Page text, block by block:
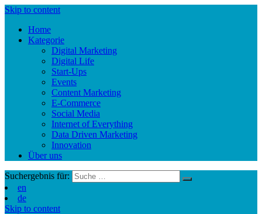
Skip to content
Home
Kategorie
Digital Marketing
Digital Life
Start-Ups
Events
Content Marketing
E-Commerce
Social Media
Internet of Everything
Data Driven Marketing
Innovation
Über uns
Suchergebnis für:
en
de
Skip to content